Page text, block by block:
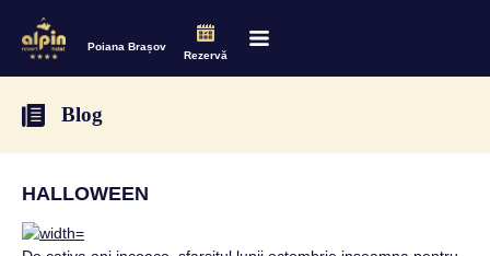
Poiana Brașov
Rezervă
Blog
HALLOWEEN